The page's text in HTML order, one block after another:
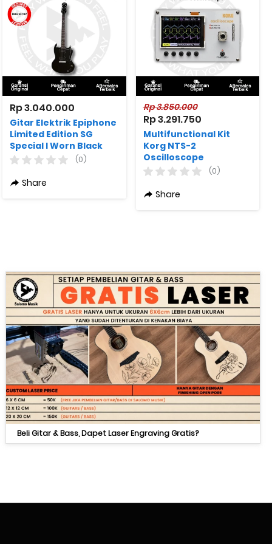
Rp 3.040.000
Gitar Elektrik Epiphone
Limited Edition SG
Special I Worn Black
(0)
Share
Rp 3.850.000
Rp 3.291.750
Multifunctional Kit
Korg NTS-2
Oscilloscope
(0)
Share
Beli Gitar & Bass, Dapet Laser Engraving Gratis?